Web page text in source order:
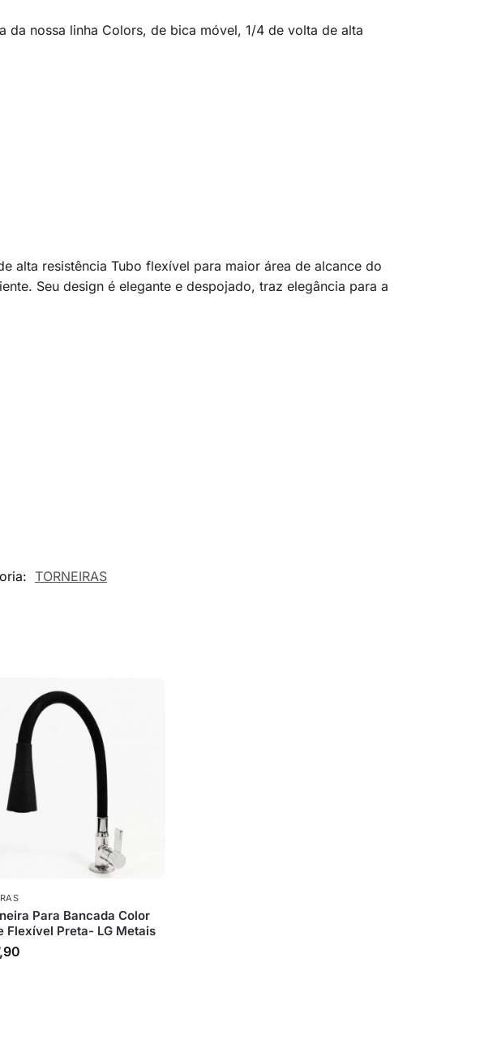
da nossa linha Colors, de bica móvel, 1/4 de volta de alta
alta resistência Tubo flexível para maior área de alcance do
Seu design é elegante e despojado, traz elegância para a
TORNEIRAS
Para Bancada Color
Flexível Preta- LG Metais